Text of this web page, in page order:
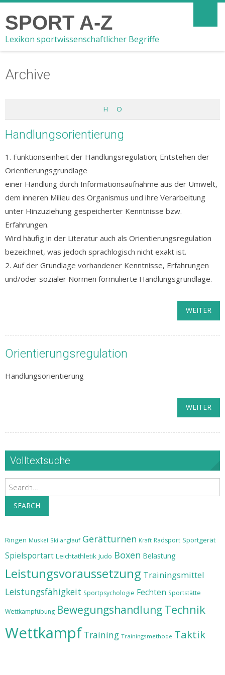
SPORT A-Z
Lexikon sportwissenschaftlicher Begriffe
Archive
H O
Handlungsorientierung
1. Funktionseinheit der Handlungsregulation; Entstehen der
Orientierungsgrundlage
einer Handlung durch Informationsaufnahme aus der Umwelt,
dem inneren Milieu des Organismus und ihre Verarbeitung
unter Hinzuziehung gespeicherter Kenntnisse bzw.
Erfahrungen.
Wird häufig in der Literatur auch als Orientierungsregulation
bezeichnet, was jedoch sprachlogisch nicht exakt ist.
2. Auf der Grundlage vorhandener Kenntnisse, Erfahrungen
und/oder sozialer Normen formulierte Handlungsgrundlage.
WEITER
Orientierungsregulation
Handlungsorientierung
WEITER
Volltextsuche
Search
SEARCH
Ringen Muskel Skilanglauf Gerätturnen Kraft Radsport Sportgerät
Spielsportart Leichtathletik Judo Boxen Belastung
Leistungsvoraussetzung Trainingsmittel
Leistungsfähigkeit Sportpsychologie Fechten Sportstätte
Wettkampfübung BewegungshandlungTechnik
Wettkampf Training Trainingsmethode Taktik